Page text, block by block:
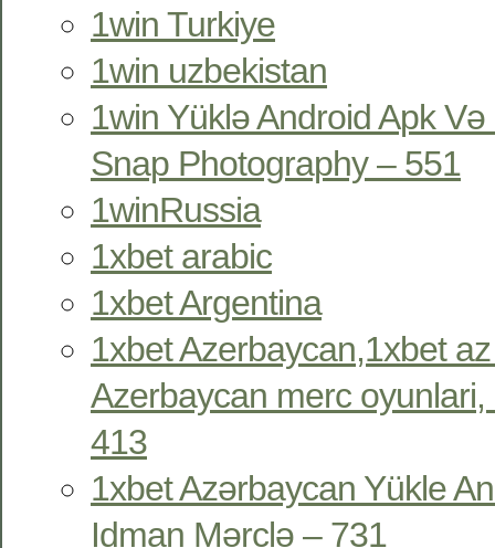
1win Turkiye
1win uzbekistan
1win Yüklə Android Apk
Snap Photography – 551
1winRussia
1xbet arabic
1xbet Argentina
1xbet Azerbaycan,1xbet
Azerbaycan merc
413
1xbet Azərbaycan Yükle
Idman Mərclə – 731